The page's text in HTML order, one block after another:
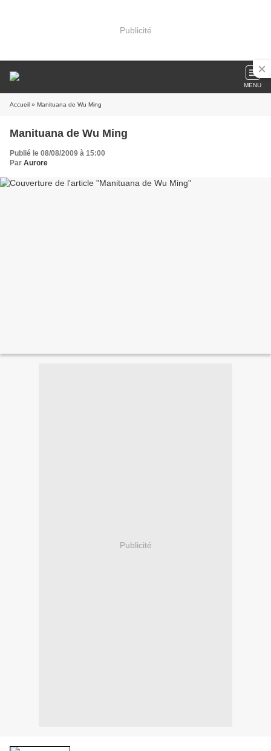
Publicité
MENU
Accueil » Manituana de Wu Ming
Manituana de Wu Ming
Publié le 08/08/2009 à 15:00
Par Aurore
Publicité